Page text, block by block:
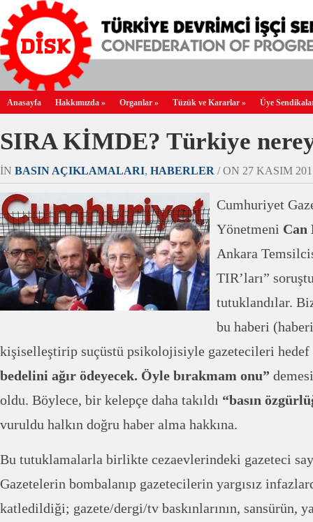
Anasayfa Hakkımızda » Organlar » Tüzük ve Kararlar » Üye
SIRA KİMDE? Türkiye
IN BASIN AÇIKLAMALARI, HABERLER / ON 27 KASIM
Cumhuriyet
Yönetmeni Can
Ankara
TIR’ları”
tutuklandılar.
bu haberi
kişiselleştirip suçüstü psikolojisiyle gazetecileri
bedelini ağır ödeyecek. Öyle bırakmam onu”
oldu. Böylece, bir kelepçe daha takıldı “basın
vuruldu halkın doğru haber alma hakkına.
Bu tutuklamalarla birlikte cezaevlerindeki gazeteci
Gazetelerin bombalanıp gazetecilerin yargısız
katledildiği; gazete/dergi/tv baskınlarının, sansürün,